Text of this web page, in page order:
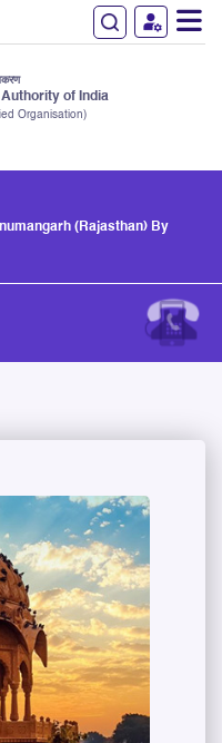
Authority of India
Organisation)
(Rajasthan) By